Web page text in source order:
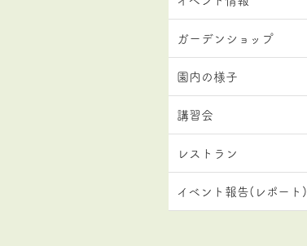
ガーデンショップ
園内の様子
講習会
レストラン
イベント報告(レポート)